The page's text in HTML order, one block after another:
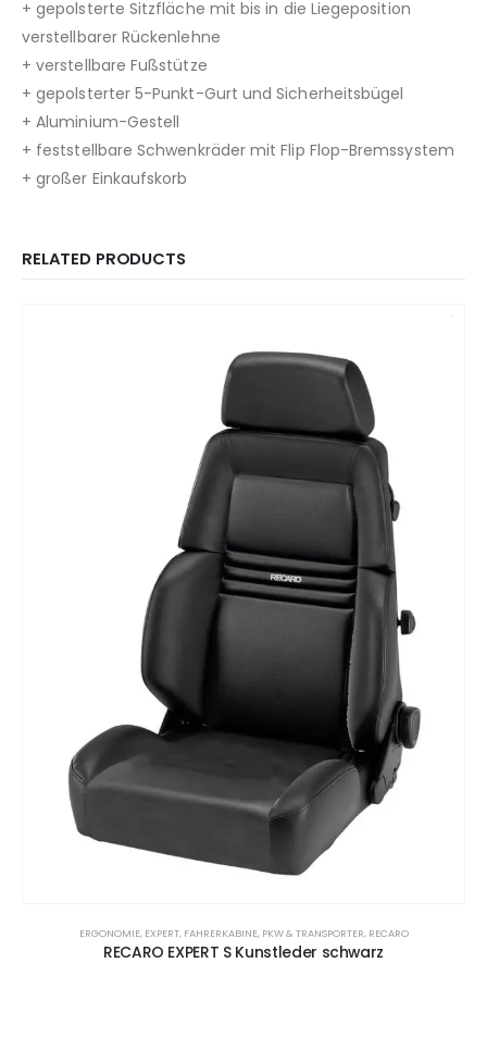
+ gepolsterte Sitzfläche mit bis in die Liegeposition
verstellbarer Rückenlehne
+ verstellbare Fußstütze
+ gepolsterter 5-Punkt-Gurt und Sicherheitsbügel
+ Aluminium-Gestell
+ feststellbare Schwenkräder mit Flip Flop-Bremssystem
+ großer Einkaufskorb
RELATED PRODUCTS
ERGONOMIE, EXPERT, FAHRERKABINE, PKW & TRANSPORTER, RECARO
RECARO EXPERT S Kunstleder schwarz